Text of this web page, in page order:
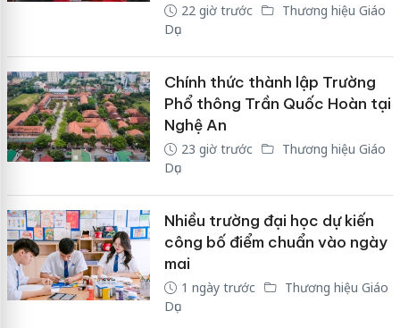
22 giờ trước
Thương hiệu Giáo
Dục
Chính thức thành lập Trường
Phổ thông Trần Quốc Hoàn tại
Nghệ An
23 giờ trước
Thương hiệu Giáo
Dục
Nhiều trường đại học dự kiến
công bố điểm chuẩn vào ngày
mai
1 ngày trước
Thương hiệu Giáo
Dục